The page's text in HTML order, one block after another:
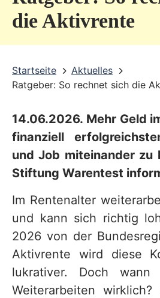
die Aktivrente
Startseite
Aktuelles
Ratgeber: So rechnet sich die
14.06.2026. Mehr Geld
finanziell
und Job miteinander zu
Stiftung Warentest
Im Rentenalter
und kann sich richtig
2026 von der
Aktivrente wird diese
lukrativer. Doch
Weiterarbeiten wirklich?